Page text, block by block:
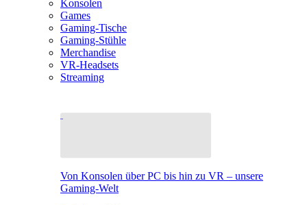
Konsolen
Games
Gaming-Tische
Gaming-Stühle
Merchandise
VR-Headsets
Streaming
Von Konsolen über PC bis hin zu VR – unsere
Gaming-Welt